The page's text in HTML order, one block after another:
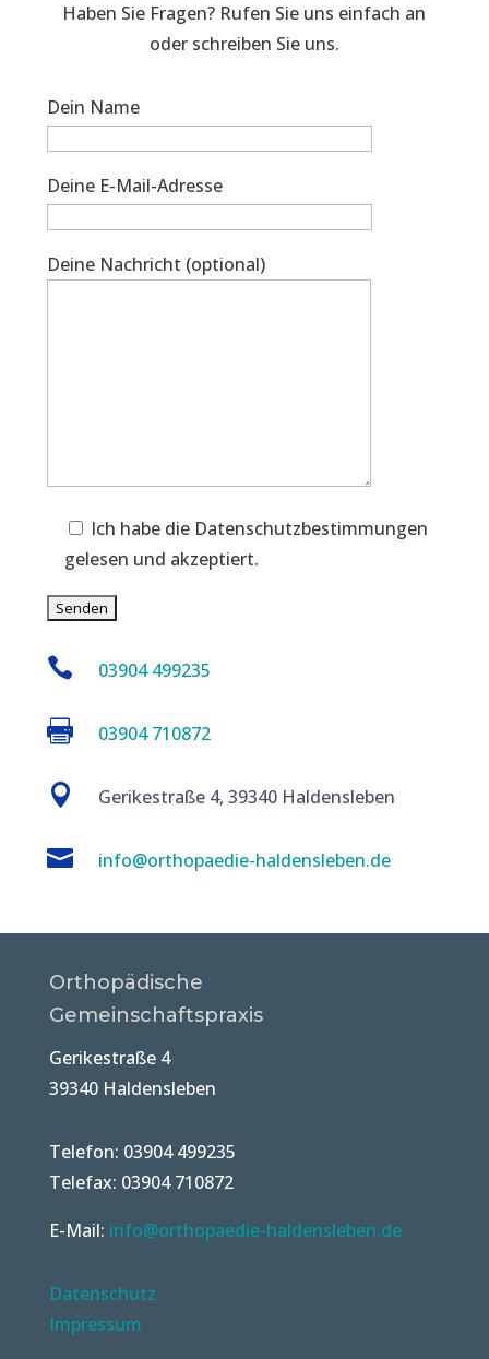
Haben Sie Fragen? Rufen Sie uns einfach an
oder schreiben Sie uns.
Dein Name
Deine E-Mail-Adresse
Deine Nachricht (optional)
Ich habe die Datenschutzbestimmungen
gelesen und akzeptiert.
 03904 499235
 03904 710872
 Gerikestraße 4, 39340 Haldensleben
 info@orthopaedie-haldensleben.de
Orthopädische
Gemeinschaftspraxis
Gerikestraße 4
39340 Haldensleben
Telefon: 03904 499235
Telefax: 03904 710872
E-Mail: info@orthopaedie-haldensleben.de
Datenschutz
Impressum